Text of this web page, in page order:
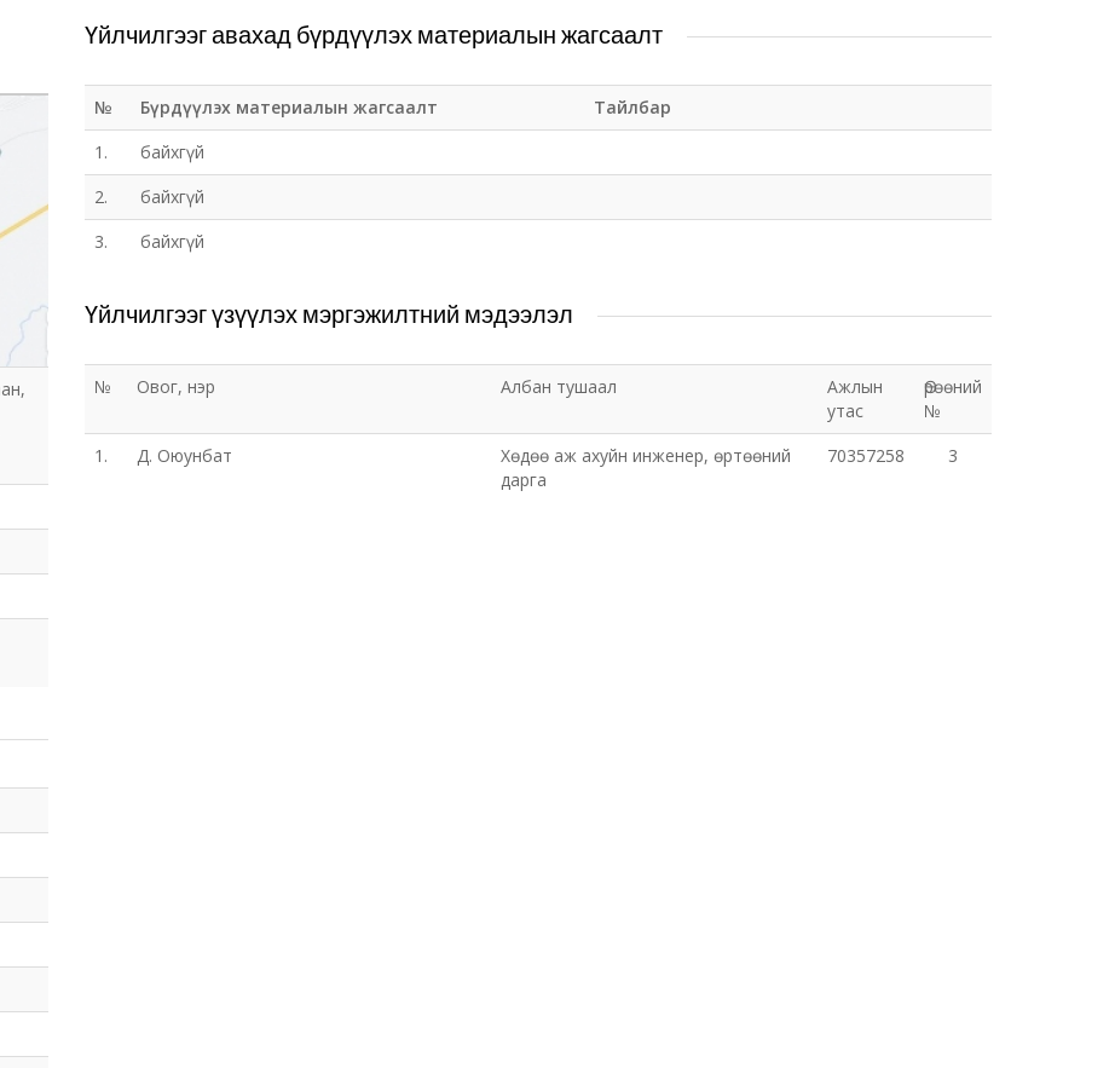
Үйлчилгээг авахад бүрдүүлэх материалын жагсаалт
№ Бүрдүүлэх материалын жагсаалт
Тайлбар
1.
байхгүй
2.
байхгүй
3.
байхгүй
Үйлчилгээг үзүүлэх мэргэжилтний мэдээлэл
№ Овог, нэр Албан тушаал
Ажлын
утас
Өрөөний
№
1.
Д. Оюунбат
Хөдөө аж ахуйн инженер, өртөөний
дарга
70357258 3